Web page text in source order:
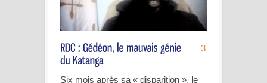
3
Six mois après sa « disparition », le